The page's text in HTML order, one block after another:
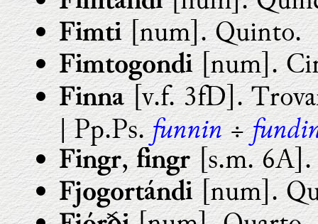
Fimti[num]. Quinto.
Fimtogondi[num].
Finna[v.f. 3fD].
| Pp.Ps.funnin ÷
Fingr,fingr[s.m.
Fjogortándi[num].